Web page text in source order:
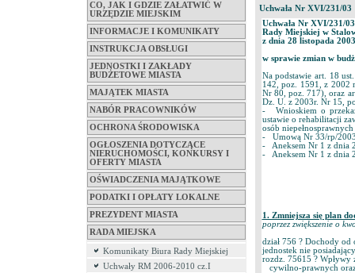
CO, JAK I GDZIE ZAŁATWIĆ W
URZĘDZIE MIEJSKIM
INFORMACJE I KOMUNIKATY
INSTRUKCJA OBSŁUGI
JEDNOSTKI I ZAKŁADY
BUDŻETOWE MIASTA
MAJĄTEK MIASTA
NABÓR PRACOWNIKÓW
OCHRONA ŚRODOWISKA
OGŁOSZENIA DOTYCZĄCE
NIERUCHOMOŚCI, KONKURSY I
OFERTY MIASTA
OŚWIADCZENIA MAJĄTKOWE
PODATKI I OPŁATY LOKALNE
PREZYDENT MIASTA
RADA MIEJSKA
Komunikaty Biura Rady Miejskiej
Uchwały RM 2006-2010 cz.I
Uchwała Nr XVI/231/03
Uchwała Nr XVI/231/03
Rady Miejskiej w
z dnia 28 listopada
w sprawie zmian w
Na podstawie art. 18
142, poz. 1591, z 2002
Nr 80, poz. 717), oraz
Dz. U. z 2003r. Nr 15,
- Wnioskiem o
ustawie o rehabilitacji
osób
- Umową Nr 33/rp/
- Aneksem Nr 1 z dnia
- Aneksem Nr 1 z dnia
1. Zmniejsza się
poprzez zwiększenie o
dział 756 ? Dochody
jednostek nie
rozdz. 75615 ? Wpływy
cywilno-prawnych